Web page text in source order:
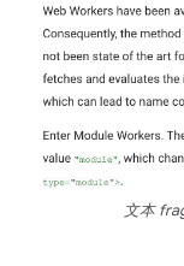
文本